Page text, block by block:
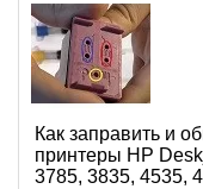
Как заправить и
принтеры HP
3785, 3835, 4535,